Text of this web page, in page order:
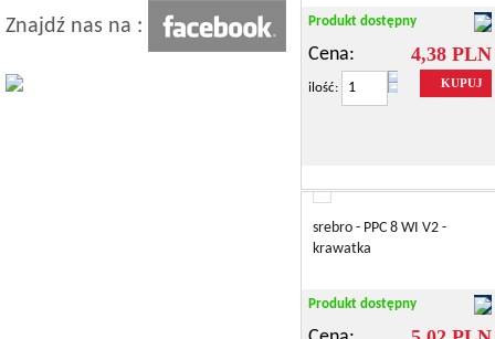
Znajdź nas na : Produkt dostępny
Cena: 4,38 PLN
ilość: KUPUJ
srebro - PPC 8 WI V2 -
krawatka
Produkt dostępny